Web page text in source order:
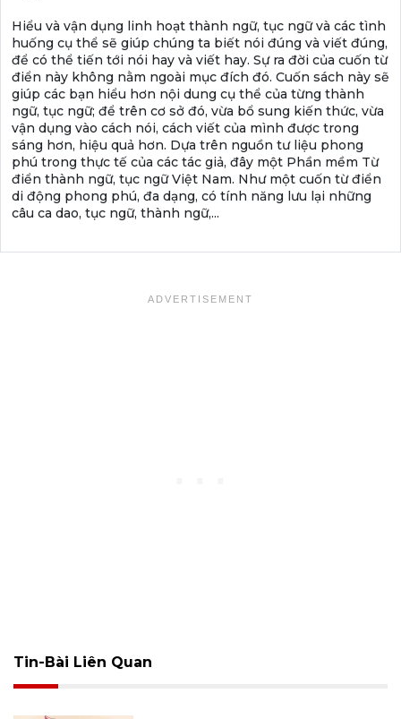
Hiểu và vận dụng linh hoạt thành ngữ, tục ngữ và các tình
huống cụ thể sẽ giúp chúng ta biết nói đúng và viết đúng,
để có thể tiến tới nói hay và viết hay. Sự ra đời của cuốn từ
điển này không nằm ngoài mục đích đó. Cuốn sách này sẽ
giúp các bạn hiểu hơn nội dung cụ thể của từng thành
ngữ, tục ngữ; để trên cơ sở đó, vừa bổ sung kiến thức, vừa
vận dụng vào cách nói, cách viết của mình được trong
sáng hơn, hiệu quả hơn. Dựa trên nguồn tư liệu phong
phú trong thực tế của các tác giả, đây một Phần mềm Từ
điển thành ngữ, tục ngữ Việt Nam. Như một cuốn từ điển
di động phong phú, đa dạng, có tính năng lưu lại những
câu ca dao, tục ngữ, thành ngữ,...
Tin-Bài Liên Quan